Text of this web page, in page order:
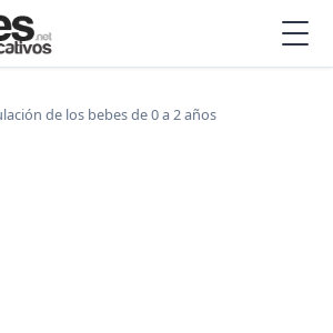
de los bebes de 0 a 2 años